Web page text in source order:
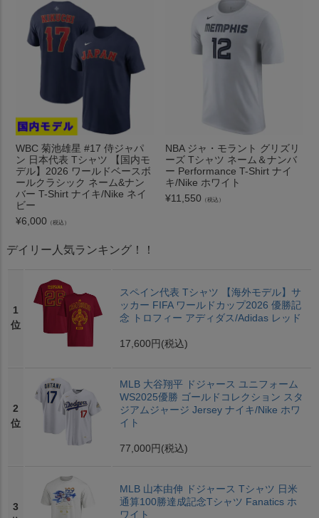
WBC 菊池雄星 #17 侍ジャパ
ン 日本代表 Tシャツ 【国内モ
デル】2026 ワールドベースボ
ールクラシック ネーム&ナン
バー T-Shirt ナイキ/Nike ネイ
ビー
¥6,000 （税込）
NBA ジャ・モラント グリズリ
ーズ Tシャツ ネーム＆ナンバ
ー Performance T-Shirt ナイ
キ/Nike ホワイト
¥11,550 （税込）
デイリー人気ランキング！！
1
位
スペイン代表 Tシャツ 【海外モデル】サ
ッカー FIFA ワールドカップ2026 優勝記
念 トロフィー アディダス/Adidas レッド
17,600円 (税込)
2
位
MLB 大谷翔平 ドジャース ユニフォーム
WS2025優勝 ゴールドコレクション スタ
ジアムジャージ Jersey ナイキ/Nike ホワ
イト
77,000円 (税込)
3
MLB 山本由伸 ドジャース Tシャツ 日米
通算100勝達成記念Tシャツ Fanatics ホ
ワイト